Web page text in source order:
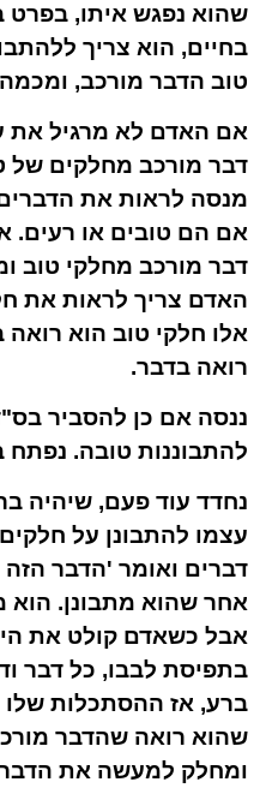
שהוא נפגש איתו, בפרט
בחיים, הוא צריך
טוב הדבר מורכב,
אם האדם לא מרגיל את
דבר מורכב מחלקים של
מנסה לראות את
אם הם טובים או רעים.
דבר מורכב מחלקי טוב
האדם צריך לראות את
אלו חלקי טוב הוא רואה
רואה בדבר.
ננסה אם כן להסביר
להתבוננות טובה.
נחדד עוד פעם, שיהיה
עצמו להתבונן על
דברים ואומר 'הדבר
אחר שהוא מתבונן. הוא
אבל כשאדם קולט את
בתפיסת לבבו, כל דבר
ברע, אז ההסתכלות שלו
שהוא רואה שהדבר
ומחלק למעשה את